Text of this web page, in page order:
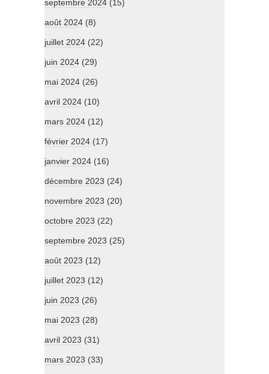
septembre 2024 (15)
août 2024 (8)
juillet 2024 (22)
juin 2024 (29)
mai 2024 (26)
avril 2024 (10)
mars 2024 (12)
février 2024 (17)
janvier 2024 (16)
décembre 2023 (24)
novembre 2023 (20)
octobre 2023 (22)
septembre 2023 (25)
août 2023 (12)
juillet 2023 (12)
juin 2023 (26)
mai 2023 (28)
avril 2023 (31)
mars 2023 (33)